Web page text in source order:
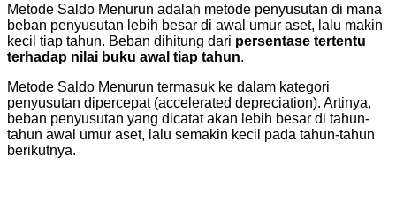
Metode Saldo Menurun adalah metode penyusutan di mana
beban penyusutan lebih besar di awal umur aset, lalu makin
kecil tiap tahun. Beban dihitung dari persentase tertentu
terhadap nilai buku awal tiap tahun.
Metode Saldo Menurun termasuk ke dalam kategori
penyusutan dipercepat (accelerated depreciation). Artinya,
beban penyusutan yang dicatat akan lebih besar di tahun-
tahun awal umur aset, lalu semakin kecil pada tahun-tahun
berikutnya.